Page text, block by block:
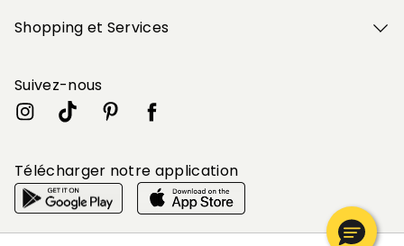
Shopping et Services
Suivez-nous
Télécharger notre application